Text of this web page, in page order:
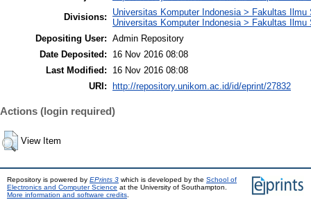
Divisions:
Universitas Komputer Indonesia > Fakultas
Universitas Komputer Indonesia > Fakultas
Depositing User: Admin Repository
Date Deposited:
16 Nov 2016 08:08
Last Modified:
16 Nov 2016 08:08
URI:
http://repository.unikom.ac.id/id/eprint/27832
Actions (login required)
View Item
Repository is powered by EPrints 3 which is developed by the School of
Electronics and Computer Science at the University of Southampton.
More information and software credits